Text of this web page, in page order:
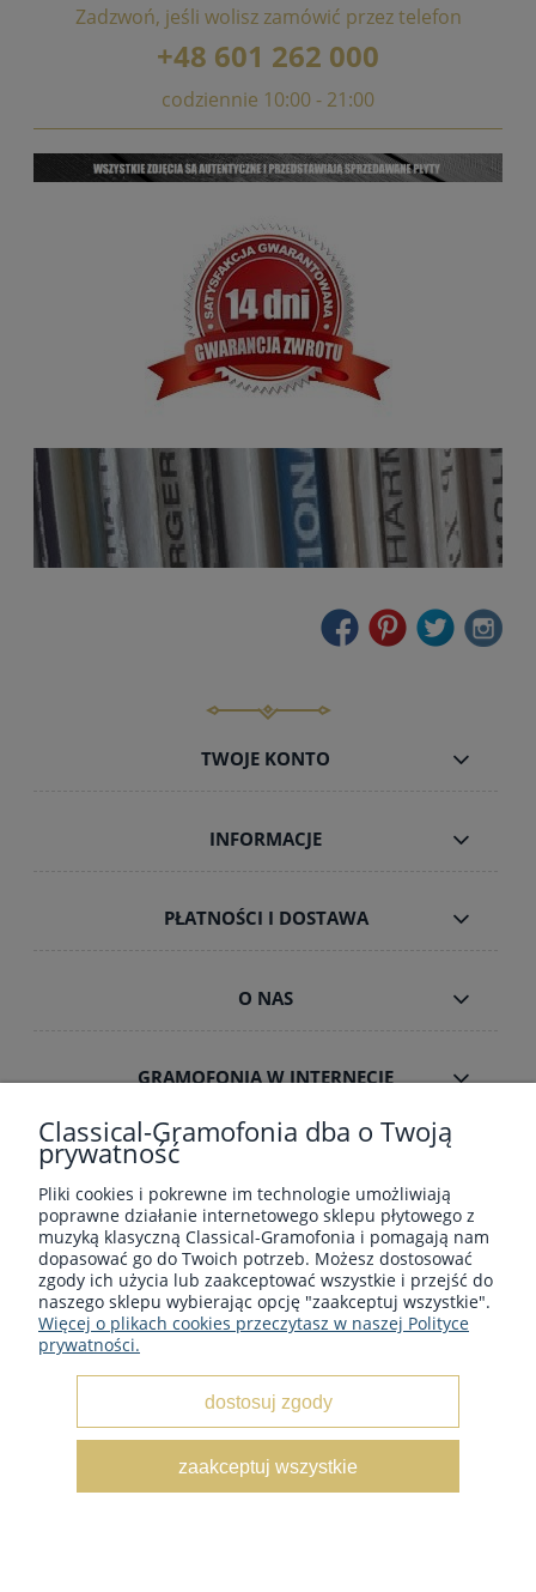
Zadzwoń, jeśli wolisz zamówić przez telefon
+48 601 262 000
codziennie 10:00 - 21:00
TWOJE KONTO
INFORMACJE
PŁATNOŚCI I DOSTAWA
O NAS
GRAMOFONIA W INTERNECIE
Płyty winylowe z muzyka klasyczną - Sklep płytowy
classical-gramofonia.com
Copyright © 2022 - 2026 CLASSICAL-GRAMOFONIA
pokaż pełną wersję strony
Sklep internetowy Shoper.pl
Classical-Gramofonia dba o Twoją
prywatność
Pliki cookies i pokrewne im technologie umożliwiają
poprawne działanie internetowego sklepu płytowego z
muzyką klasyczną Classical-Gramofonia i pomagają nam
dopasować go do Twoich potrzeb. Możesz dostosować
zgody ich użycia lub zaakceptować wszystkie i przejść do
naszego sklepu wybierając opcję "zaakceptuj wszystkie".
Więcej o plikach cookies przeczytasz w naszej Polityce
prywatności.
dostosuj zgody
zaakceptuj wszystkie